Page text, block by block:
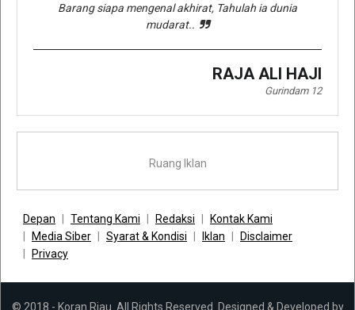
Barang siapa mengenal akhirat, Tahulah ia dunia
mudarat..
RAJA ALI HAJI
Gurindam 12
Ruang Iklan
Depan Tentang Kami Redaksi
Kontak Kami
Media Siber
Syarat & Kondisi Iklan
Disclaimer
Privacy
© 2018 - Koran Riau. All Rights Reserved. Designed & Developed by